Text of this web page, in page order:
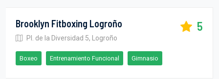
Brooklyn Fitboxing Logroño
Pl. de la Diversidad 5, Logroño
5
Boxeo Entrenamiento Funcional Gimnasio